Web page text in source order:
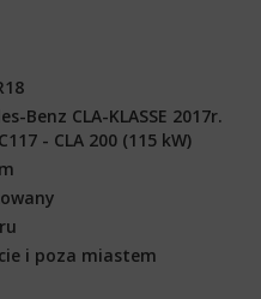
Benz CLA-KLASSE 2017r.
- CLA 200 (115 kW)
i poza miastem